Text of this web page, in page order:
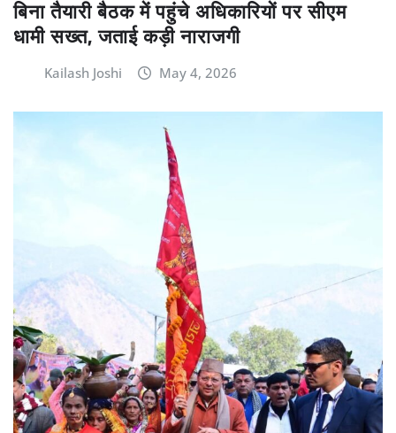
बिना तैयारी बैठक में पहुंचे अधिकारियों पर सीएम
धामी सख्त, जताई कड़ी नाराजगी
Kailash Joshi May 4, 2026